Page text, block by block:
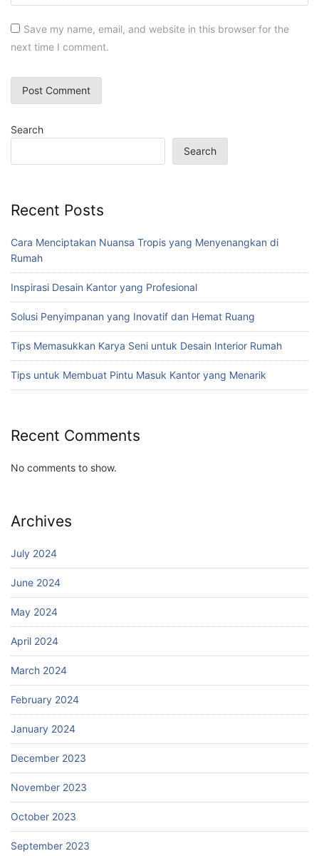
Save my name, email, and website in this browser for the
next time I comment.
Search
Search
Recent Posts
Cara Menciptakan Nuansa Tropis yang Menyenangkan di
Rumah
Inspirasi Desain Kantor yang Profesional
Solusi Penyimpanan yang Inovatif dan Hemat Ruang
Tips Memasukkan Karya Seni untuk Desain Interior Rumah
Tips untuk Membuat Pintu Masuk Kantor yang Menarik
Recent Comments
No comments to show.
Archives
July 2024
June 2024
May 2024
April 2024
March 2024
February 2024
January 2024
December 2023
November 2023
October 2023
September 2023